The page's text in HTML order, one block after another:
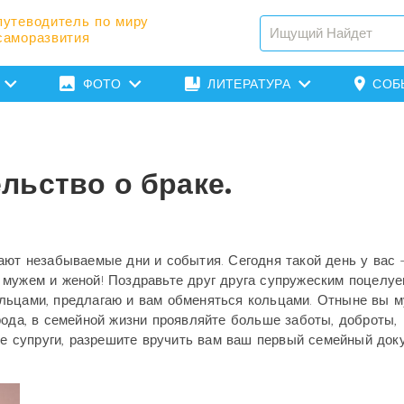
по миру
ФОТО ЛИТЕРАТУРА
о браке.
незабываемые дни и события. Сегодня такой день у вас
и женой! Поздравьте друг друга супружеским
предлагаю и вам обменяться кольцами. Отныне вы
в семейной жизни проявляйте больше заботы, доброты,
супруги, разрешите вручить вам ваш первый семейный